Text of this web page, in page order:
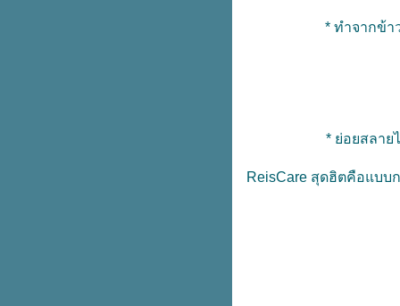
* ทำจากข้า
* ย่อยสลาย
ReisCare สุดฮิตคือแบบ